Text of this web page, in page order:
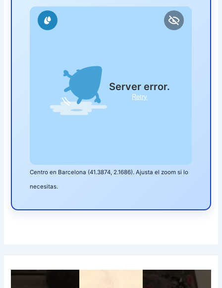
Centro en Barcelona (41.3874, 2.1686). Ajusta el zoom si lo
necesitas.